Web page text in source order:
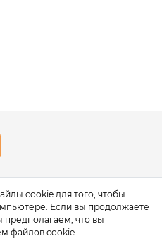
cookie для того, чтобы
Если вы продолжаете
предполагаем, что вы
файлов cookie.